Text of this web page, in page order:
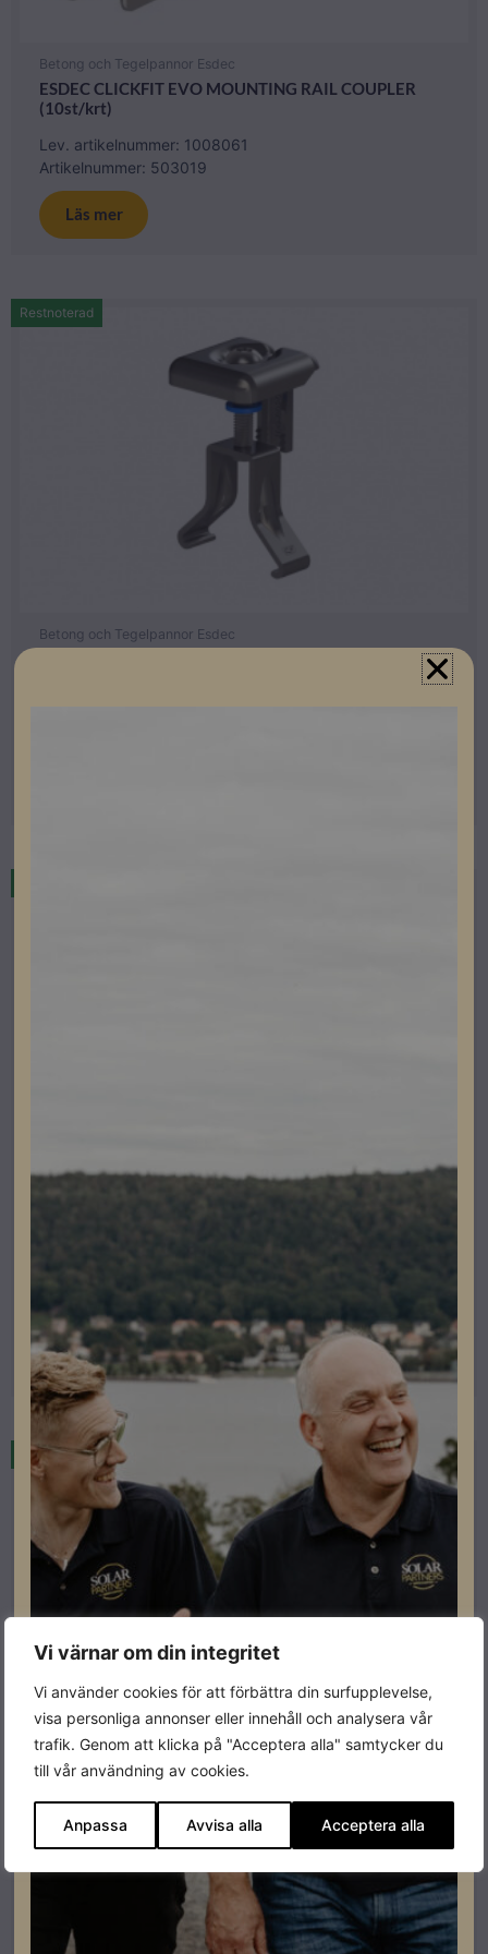
Vi värnar om din integritet
Vi använder cookies för att förbättra din surfupplevelse,
visa personliga annonser eller innehåll och analysera vår
trafik. Genom att klicka på "Acceptera alla" samtycker du
till vår användning av cookies.
Anpassa Avvisa alla Acceptera alla
Betong och Tegelpannor Esdec
ESDEC CLICKFIT EVO MOUNTING RAIL COUPLER
(10st/krt)
Lev. artikelnummer: 1008061
Artikelnummer: 503019
Läs mer
Betong och Tegelpannor Esdec
Restnoterad
Artikelnummer: 503004
Läs mer
Betong och Tegelpannor Esdec
ESDEC CLICKFIT EVO MOUNTING RAIL END CAP
GREY 25st
Lev. artikelnummer: 1008060
Artikelnummer: 503010
Restnoterad
Läs mer